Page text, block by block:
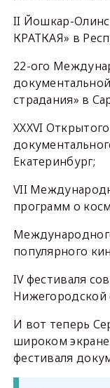
II Йошкар-
КРАТКАЯ» в
22-ого
страдания» в
XXXVI
Екатеринбург;
VII
программ о
популярного
IV фестиваля
Нижегородской
И вот теперь
широком
фестиваля